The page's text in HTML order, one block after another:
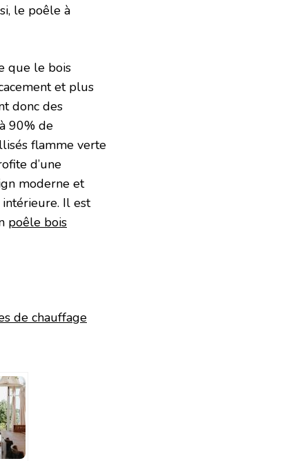
le poêle à
que le bois
et plus
donc des
90% de
flamme verte
d’une
moderne et
Il est
poêle bois
de chauffage